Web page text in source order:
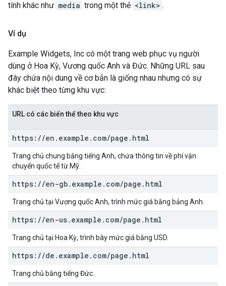
tính khác như media trong một thẻ <link> .
Ví dụ
Example Widgets, Inc có một trang web phục vụ người
dùng ở Hoa Kỳ, Vương quốc Anh và Đức. Những URL sau
đây chứa nội dung về cơ bản là giống nhau nhưng có sự
khác biệt theo từng khu vực:
URL có các biến thể theo khu vực
https: //en . example . com/page . html
Trang chủ chung bằng tiếng Anh, chứa thông tin về phí vận
chuyển quốc tế từ Mỹ.
https: //en-gb. example . com/page . html
Trang chủ tại Vương quốc Anh, trình mức giá bằng bảng Anh.
https: //en-us. example . com/page . html
Trang chủ tại Hoa Kỳ, trình bày mức giá bằng USD.
https: //de . example . com/page . html
Trang chủ bằng tiếng Đức.